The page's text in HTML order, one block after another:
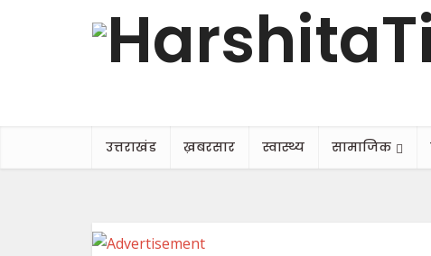
उत्तराखंड ख़बरसार स्वास्थ्य सामाजिक